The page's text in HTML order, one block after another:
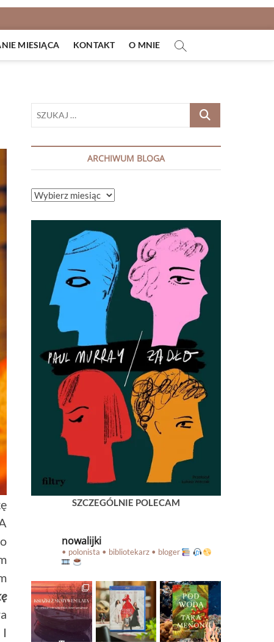
MIESIĄCA KONTAKT O MNIE
I
SZUKAJ
ARCHIWUM BLOGA
ARCHIWUM
SZCZEGÓLNIE POLECAM
nowalijki
• polonista • bibliotekarz • bloger